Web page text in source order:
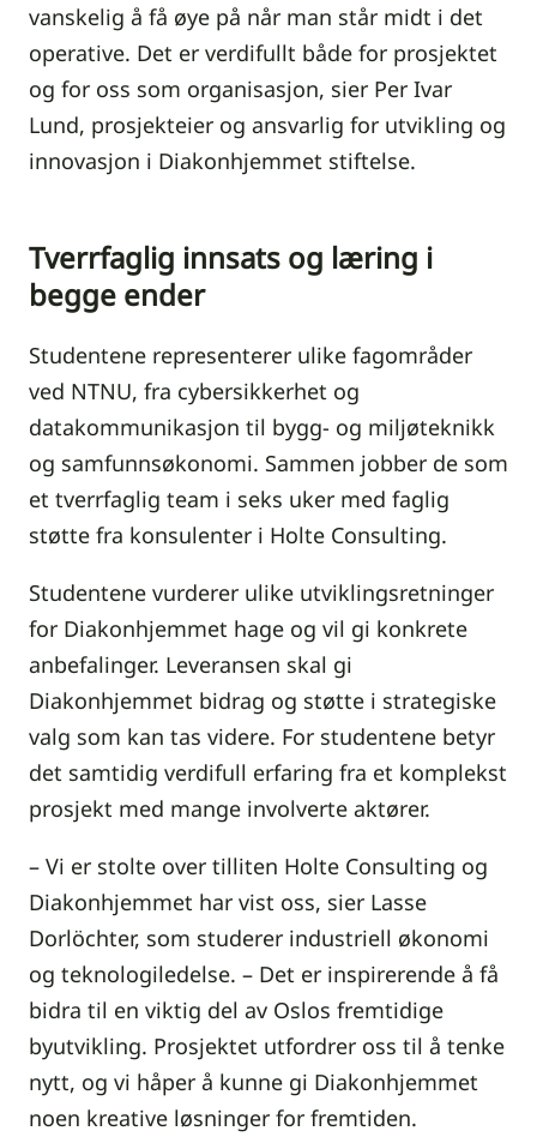
vanskelig å få øye på når man står midt i det
operative. Det er verdifullt både for prosjektet
og for oss som organisasjon, sier Per Ivar
Lund, prosjekteier og ansvarlig for utvikling og
innovasjon i Diakonhjemmet stiftelse.
Tverrfaglig innsats og læring i
begge ender
Studentene representerer ulike fagområder
ved NTNU, fra cybersikkerhet og
datakommunikasjon til bygg- og miljøteknikk
og samfunnsøkonomi. Sammen jobber de som
et tverrfaglig team i seks uker med faglig
støtte fra konsulenter i Holte Consulting.
Studentene vurderer ulike utviklingsretninger
for Diakonhjemmet hage og vil gi konkrete
anbefalinger. Leveransen skal gi
Diakonhjemmet bidrag og støtte i strategiske
valg som kan tas videre. For studentene betyr
det samtidig verdifull erfaring fra et komplekst
prosjekt med mange involverte aktører.
– Vi er stolte over tilliten Holte Consulting og
Diakonhjemmet har vist oss, sier Lasse
Dorlöchter, som studerer industriell økonomi
og teknologiledelse. – Det er inspirerende å få
bidra til en viktig del av Oslos fremtidige
byutvikling. Prosjektet utfordrer oss til å tenke
nytt, og vi håper å kunne gi Diakonhjemmet
noen kreative løsninger for fremtiden.